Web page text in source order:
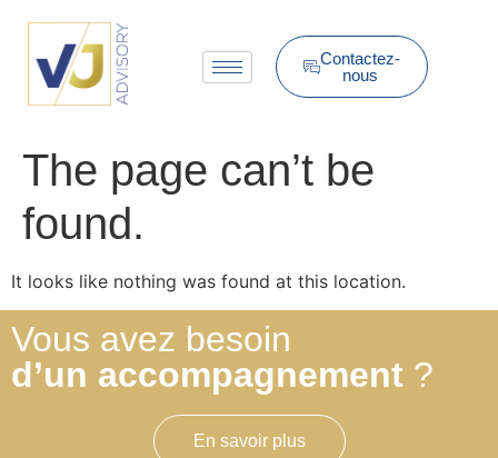
Contactez-
nous
The page can’t be
found.
It looks like nothing was found at this location.
Vous avez besoin
d’un accompagnement ?
En savoir plus